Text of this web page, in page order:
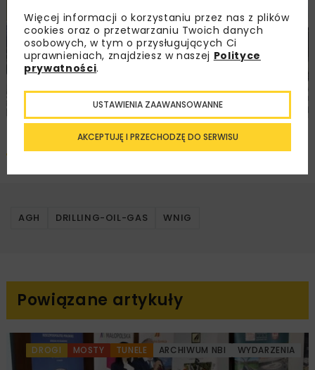
AGH DRILLING-OIL-GAS WNIG
Powiązane artykuły
DROGI MOSTY TUNELE ARCHIWUM NBI WYDARZENIA
Więcej informacji o korzystaniu przez nas z plików
cookies oraz o przetwarzaniu Twoich danych
osobowych, w tym o przysługujących Ci
uprawnieniach, znajdziesz w naszej Polityce
prywatności.
AKCEPTUJĘ I PRZECHODZĘ DO SERWISU
USTAWIENIA ZAAWANSOWANNE